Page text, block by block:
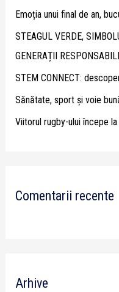
o
r
:
Emoția unui final de an,
STEAGUL VERDE,
GENERAȚII
STEM CONNECT:
Sănătate, sport și voie
Viitorul rugby-ului începe
Comentarii recente
Arhive